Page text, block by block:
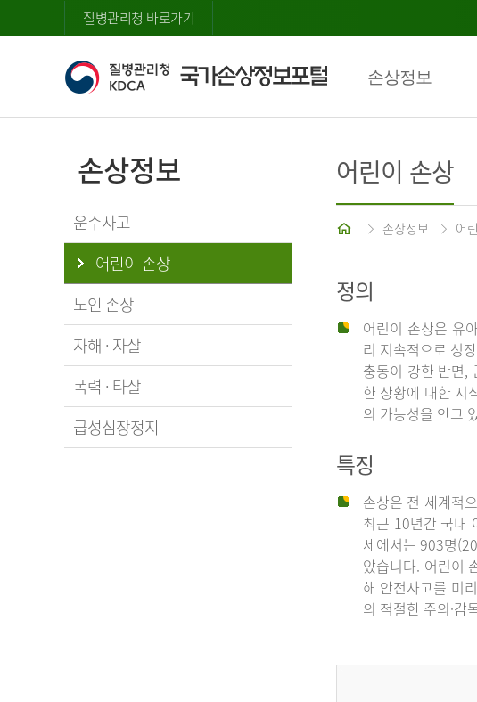
질병관리청 바로가기
손상정보
손상정보
운수사고
어린이 손상
노인 손상
자해 · 자살
폭력 · 타살
급성심장정지
어린이 손상
홈 손상정보 어
정의
어린이 손상은 유
리 지속적으로 성
충동이 강한 반면,
한 상황에 대한 지
의 가능성을 안고
특징
손상은 전 세계적
최근 10년간 국내
세에서는 903명
았습니다. 어린이
해 안전사고를 미
의 적절한 주의·감